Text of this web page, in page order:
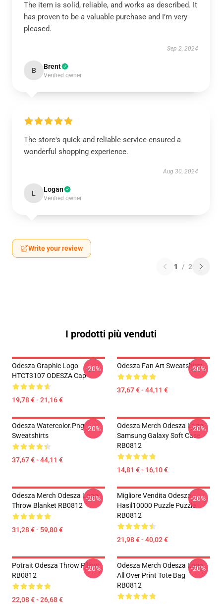
The item is solid, reliable, and works as described. It
has proven to be a valuable purchase and I’m very
pleased.
Sep 2, 2024
B Brent
Verified owner
The store's quick and reliable service ensured a
wonderful shopping experience.
Aug 30, 2024
L Logan
Verified owner
Write your review
1 / 2
I prodotti più venduti
Odesza Graphic Logo
HTCT3107 ODESZA Cap
19,78 € - 21,16 €
-20% Odesza Fan Art Sweatshirts
37,67 € - 44,11 €
-20%
Odesza Watercolor.png
Sweatshirts
37,67 € - 44,11 €
-20%
Odesza Merch Odesza Logo
Samsung Galaxy Soft Case
RB0812
14,81 € - 16,10 €
-20%
Odesza Merch Odesza Logo
Throw Blanket RB0812
31,28 € - 59,80 €
-20%
Migliore Vendita Odesza
Hasil10000 Puzzle Puzzle
RB0812
21,98 € - 40,02 €
-20%
Potrait Odesza Throw Pillow
RB0812
22,08 € - 26,68 €
-20%
Odesza Merch Odesza Logo
All Over Print Tote Bag
RB0812
-20%